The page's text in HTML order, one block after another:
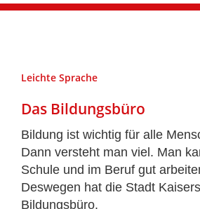
Leichte Sprache
Das Bildungsbüro
Bildung ist wichtig für alle
Dann versteht man viel. Man
Schule und im Beruf gut
Deswegen hat die Stadt
Bildungsbüro.